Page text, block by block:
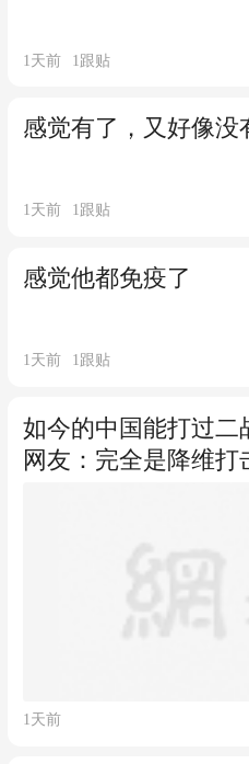
1天前 1跟贴
感觉有了，又好像没
1天前 1跟贴
感觉他都免疫了
1天前 1跟贴
如今的中国能打过二
网友：完全是降维
1天前